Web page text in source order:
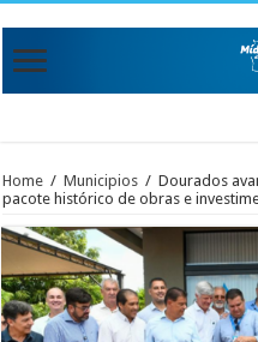
Home / Municipios / Dourados
pacote histórico de obras e